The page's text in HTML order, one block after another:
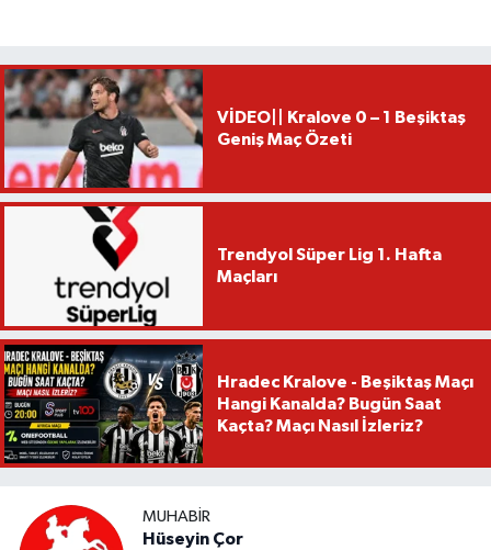
VİDEO|| Kralove 0 – 1 Beşiktaş
Geniş Maç Özeti
Trendyol Süper Lig 1. Hafta
Maçları
Hradec Kralove - Beşiktaş Maçı
Hangi Kanalda? Bugün Saat
Kaçta? Maçı Nasıl İzleriz?
MUHABIR
Hüseyin Çor